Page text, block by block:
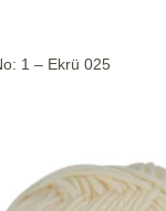
1 – Ekrü 025